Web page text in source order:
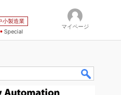
小製造業
Special
マイページ